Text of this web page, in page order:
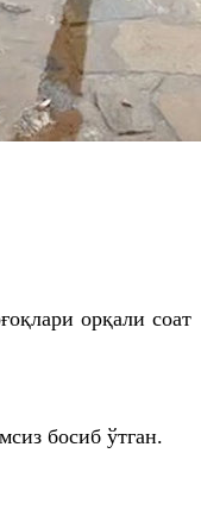
орқали соат
босиб ўтган.